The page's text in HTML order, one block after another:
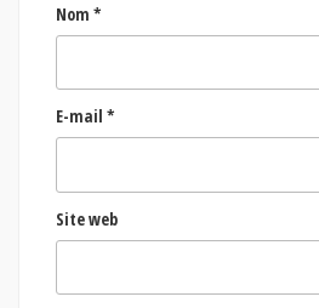
Nom *
E-mail *
Site web